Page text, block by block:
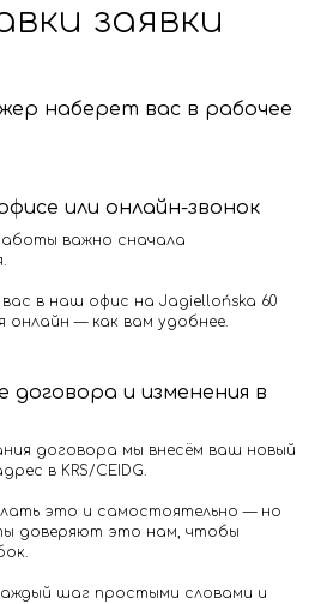
заявки
наберет вас в рабочее
или онлайн-звонок
важно сначала
в наш офис на Jagiellońska 60
онлайн — как вам удобнее.
договора и изменения в
договора мы внесём ваш новый
в KRS/CEIDG.
это и самостоятельно — но
доверяют это нам, чтобы
шаг простыми словами и